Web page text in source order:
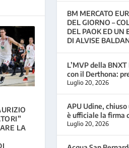
LA
BM MERCATO
DEL GIORNO –
DEL PAOK ED UN
DI ALVISE
L’MVP della
con il Derthona:
Luglio 20, 2026
APU Udine,
è ufficiale la firma
Luglio 20, 2026